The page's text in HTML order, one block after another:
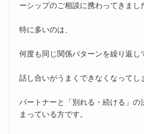
ーシップのご相談に携わってきまし
特に多いのは、
何度も同じ関係パターンを繰り返し
話し合いがうまくできなくなってし
パートナーと「別れる・続ける」の
まっている方です。